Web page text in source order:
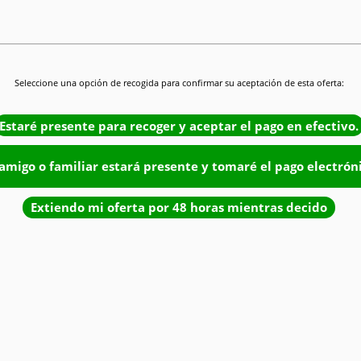
Seleccione una opción de recogida para confirmar su aceptación de esta oferta:
Estaré presente para recoger y aceptar el pago en efectivo.
o familiar estará presente y tomaré el pago
Extiendo mi oferta por 48 horas mientras decido